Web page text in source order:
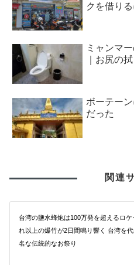
クを借り
ミャンマ
｜お尻の
ボーテー
だった
関連
台湾の鹽水蜂炮は100万発を超えるロケ
れ以上の爆竹が2日間鳴り響く 台湾を
名な伝統的なお祭り